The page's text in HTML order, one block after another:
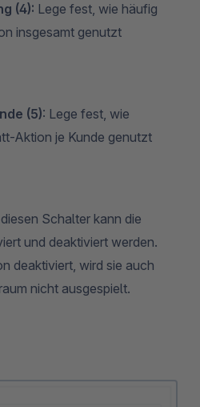
(4): Lege fest, wie häufig
insgesamt genutzt
(5): Lege fest, wie
Aktion je Kunde genutzt
Schalter kann die
und deaktiviert werden.
deaktiviert, wird sie auch
nicht ausgespielt.